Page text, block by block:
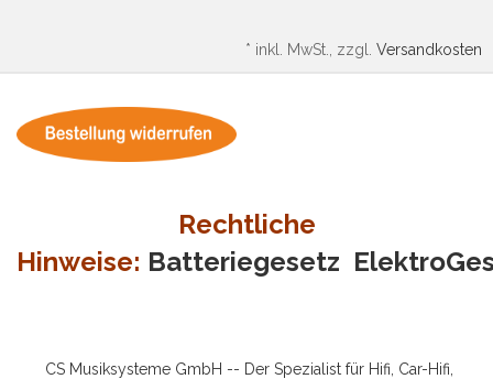
* inkl. MwSt., zzgl. Versandkosten
Rechtliche
Hinweise: Batteriegesetz
CS Musiksysteme GmbH -- Der Spezialist für Hifi, Car-Hifi,